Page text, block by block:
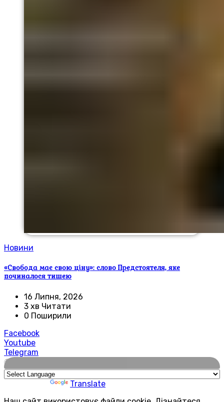
Новини
«Свобода має свою ціну»: слово Предстоятеля, яке
починалося тишею
16 Липня, 2026
3 хв Читати
0 Поширили
Facebook
Youtube
Telegram
🌍
Translate